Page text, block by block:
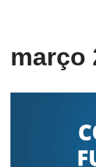
para
março